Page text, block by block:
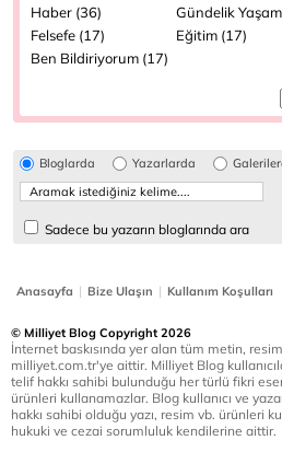
Haber (36)
Gündelik
Felsefe (17)
Eğitim (17)
Ben Bildiriyorum (17)
Bloglarda Yazarlarda
Sadece bu yazarın bloglarında ara
Anasayfa | Bize Ulaşın | Kullanım Koşulları
© Milliyet Blog Copyright 2026
İnternet baskısında yer alan tüm metin,
milliyet.com.tr'ye aittir. Milliyet Blog
telif hakkı sahibi bulunduğu her türlü fikri
ürünleri kullanamazlar. Blog kullanıcı ve
hakkı sahibi olduğu yazı, resim vb. ürünleri
hukuki ve cezai sorumluluk kendilerine aittir.